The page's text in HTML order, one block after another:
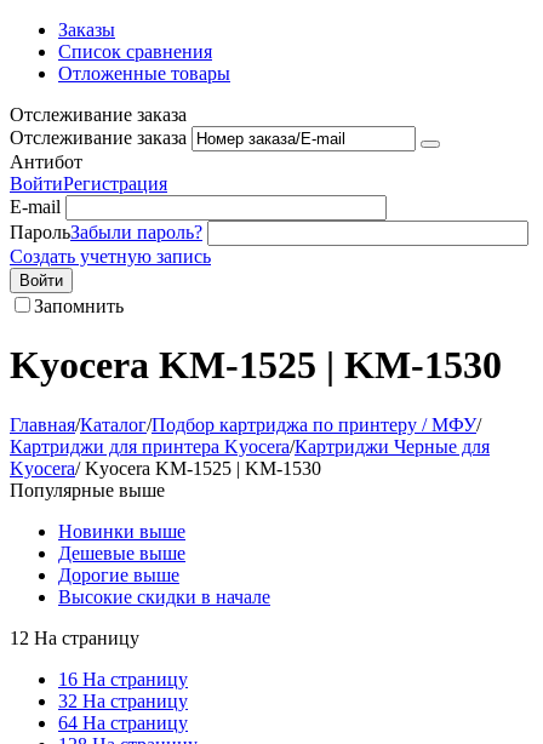
Заказы
Список сравнения
Отложенные товары
Отслеживание заказа
Отслеживание заказа
Антибот
ВойтиРегистрация
E-mail
ПарольЗабыли пароль?
Создать учетную запись
Войти
Запомнить
Kyocera KM-1525 | KM-1530
Главная/Каталог/Подбор картриджа по принтеру / МФУ/
Картриджи для принтера Kyocera/Картриджи Черные для
Kyocera/Kyocera KM-1525 | KM-1530
Популярные выше
Новинки выше
Дешевые выше
Дорогие выше
Высокие скидки в начале
12 На страницу
16 На страницу
32 На страницу
64 На страницу